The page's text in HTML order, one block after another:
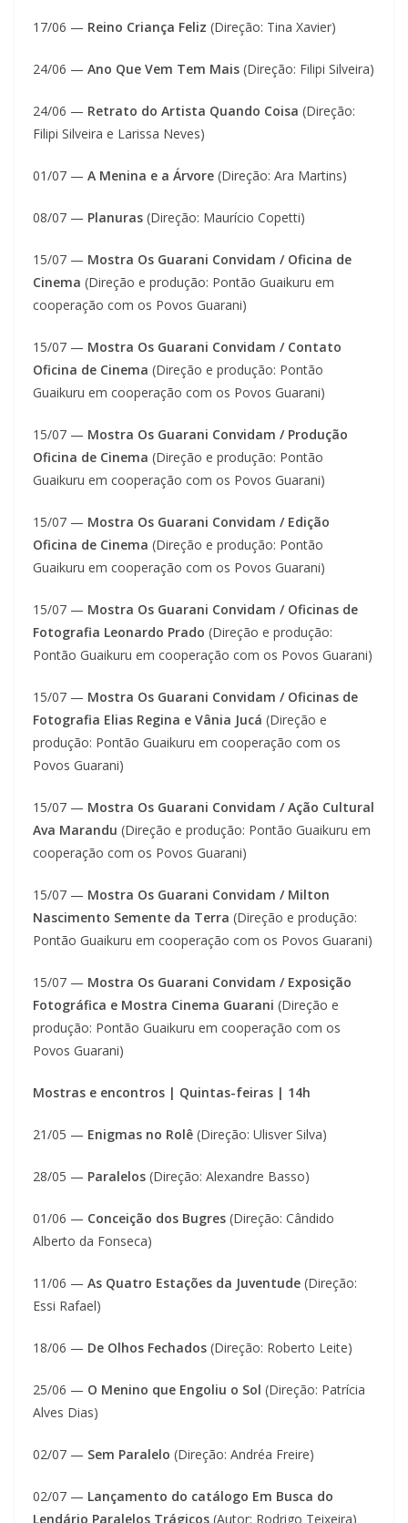
17/06 — Reino Criança Feliz (Direção: Tina Xavier)
24/06 — Ano Que Vem Tem Mais (Direção: Filipi Silveira)
24/06 — Retrato do Artista Quando Coisa (Direção:
Filipi Silveira e Larissa Neves)
01/07 — A Menina e a Árvore (Direção: Ara Martins)
08/07 — Planuras (Direção: Maurício Copetti)
15/07 — Mostra Os Guarani Convidam / Oficina de
Cinema (Direção e produção: Pontão Guaikuru em
cooperação com os Povos Guarani)
15/07 — Mostra Os Guarani Convidam / Contato
Oficina de Cinema (Direção e produção: Pontão
Guaikuru em cooperação com os Povos Guarani)
15/07 — Mostra Os Guarani Convidam / Produção
Oficina de Cinema (Direção e produção: Pontão
Guaikuru em cooperação com os Povos Guarani)
15/07 — Mostra Os Guarani Convidam / Edição
Oficina de Cinema (Direção e produção: Pontão
Guaikuru em cooperação com os Povos Guarani)
15/07 — Mostra Os Guarani Convidam / Oficinas de
Fotografia Leonardo Prado (Direção e produção:
Pontão Guaikuru em cooperação com os Povos Guarani)
15/07 — Mostra Os Guarani Convidam / Oficinas de
Fotografia Elias Regina e Vânia Jucá (Direção e
produção: Pontão Guaikuru em cooperação com os
Povos Guarani)
15/07 — Mostra Os Guarani Convidam / Ação Cultural
Ava Marandu (Direção e produção: Pontão Guaikuru em
cooperação com os Povos Guarani)
15/07 — Mostra Os Guarani Convidam / Milton
Nascimento Semente da Terra (Direção e produção:
Pontão Guaikuru em cooperação com os Povos Guarani)
15/07 — Mostra Os Guarani Convidam / Exposição
Fotográfica e Mostra Cinema Guarani (Direção e
produção: Pontão Guaikuru em cooperação com os
Povos Guarani)
Mostras e encontros | Quintas-feiras | 14h
21/05 — Enigmas no Rolê (Direção: Ulisver Silva)
28/05 — Paralelos (Direção: Alexandre Basso)
01/06 — Conceição dos Bugres (Direção: Cândido
Alberto da Fonseca)
11/06 — As Quatro Estações da Juventude (Direção:
Essi Rafael)
18/06 — De Olhos Fechados (Direção: Roberto Leite)
25/06 — O Menino que Engoliu o Sol (Direção: Patrícia
Alves Dias)
02/07 — Sem Paralelo (Direção: Andréa Freire)
02/07 — Lançamento do catálogo Em Busca do
Lendário Paralelos Trágicos (Autor: Rodrigo Teixeira)